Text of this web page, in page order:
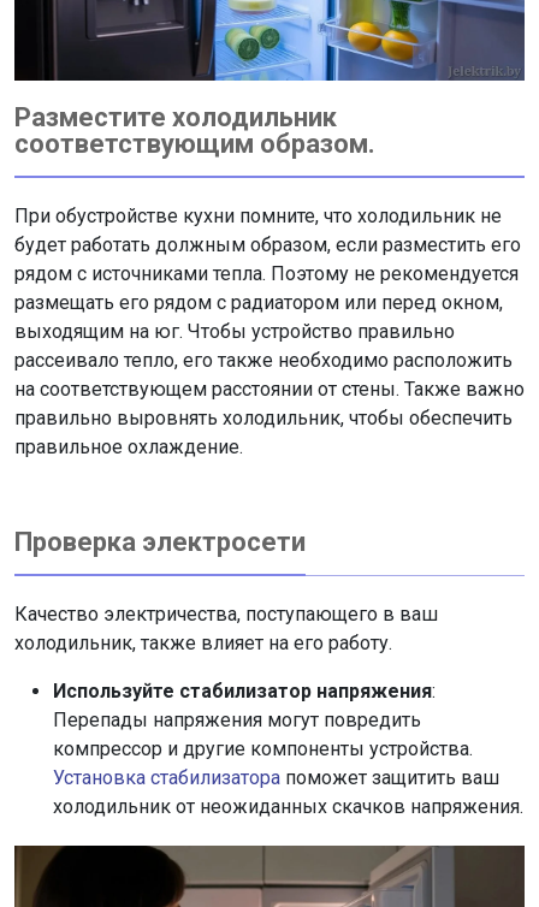
Разместите холодильник
соответствующим образом.
При обустройстве кухни помните, что холодильник не
будет работать должным образом, если разместить его
рядом с источниками тепла. Поэтому не рекомендуется
размещать его рядом с радиатором или перед окном,
выходящим на юг. Чтобы устройство правильно
рассеивало тепло, его также необходимо расположить
на соответствующем расстоянии от стены. Также важно
правильно выровнять холодильник, чтобы обеспечить
правильное охлаждение.
Проверка электросети
Качество электричества, поступающего в ваш
холодильник, также влияет на его работу.
Используйте стабилизатор напряжения:
Перепады напряжения могут повредить
компрессор и другие компоненты устройства.
Установка стабилизатора поможет защитить ваш
холодильник от неожиданных скачков напряжения.